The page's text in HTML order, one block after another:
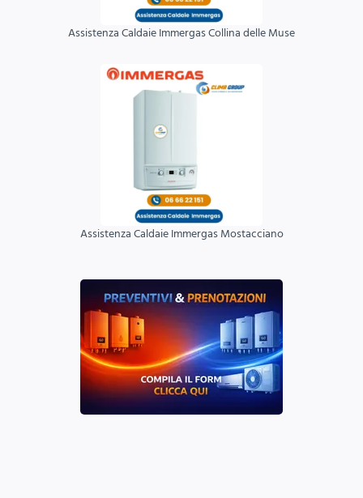
Assistenza Caldaie Immergas Collina delle Muse
Assistenza Caldaie Immergas Mostacciano